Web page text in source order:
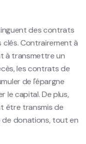
des contrats
Contrairement à
à transmettre un
les contrats de
de l'épargne
le capital. De plus,
être transmis de
de donations, tout en